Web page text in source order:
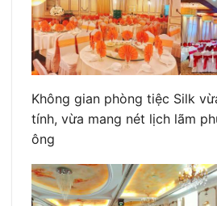
Không gian phòng tiệc Silk
tính, vừa mang nét lịch lãm
ông